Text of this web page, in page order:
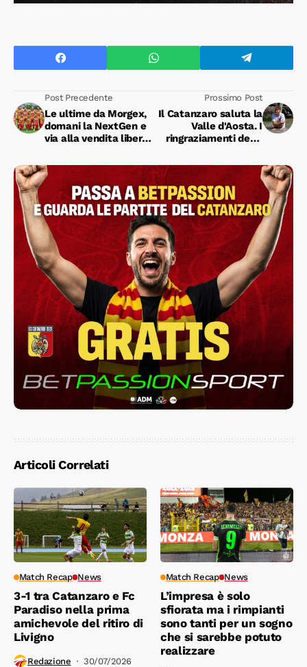
Post Precedente
Le ultime da Morgex,
domani la NextGen e
via alla vendita libera
Prossimo Post
Il Catanzaro saluta la
Valle d'Aosta. I
ringraziamenti della
Articoli Correlati
Match Recap News
3-1 tra Catanzaro e Fc
Paradiso nella prima
amichevole del ritiro di
Livigno
Redazione 30/07/2026
Match Recap News
L’impresa è solo
sfiorata ma i rimpianti
sono tanti per un sogno
che si sarebbe potuto
realizzare